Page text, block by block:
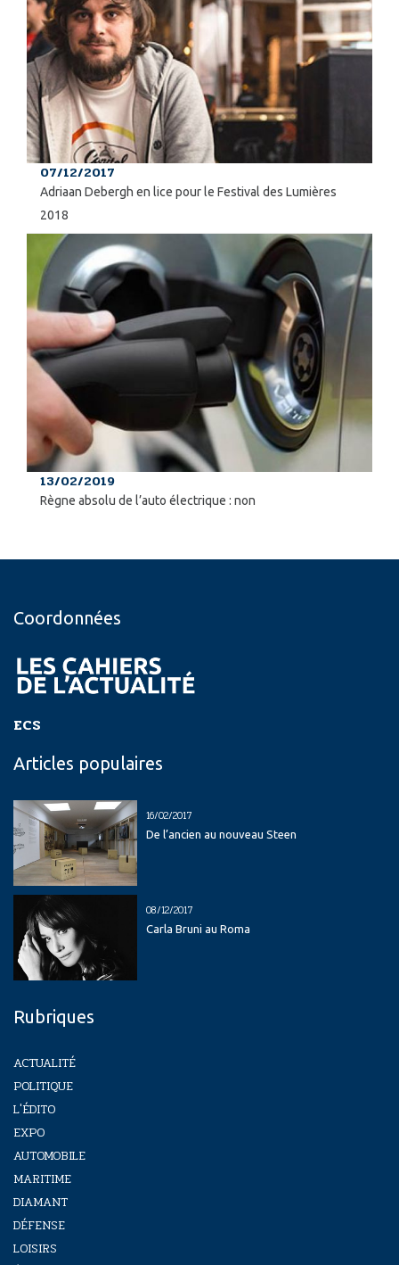
07/12/2017
Adriaan Debergh en lice pour le Festival des Lumières
2018
13/02/2019
Règne absolu de l’auto électrique : non
Coordonnées
ECS
Articles populaires
16/02/2017
De l’ancien au nouveau Steen
08/12/2017
Carla Bruni au Roma
Rubriques
ACTUALITÉ
POLITIQUE
L'ÉDITO
EXPO
AUTOMOBILE
MARITIME
DIAMANT
DÉFENSE
LOISIRS